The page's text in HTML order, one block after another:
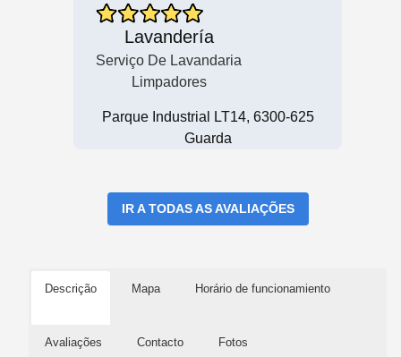
Lavandería
Serviço De Lavandaria
Limpadores
Parque Industrial LT14, 6300-625
Guarda
IR A TODAS AS AVALIAÇÕES
Descrição Mapa Horário de funcionamiento
Avaliações Contacto Fotos